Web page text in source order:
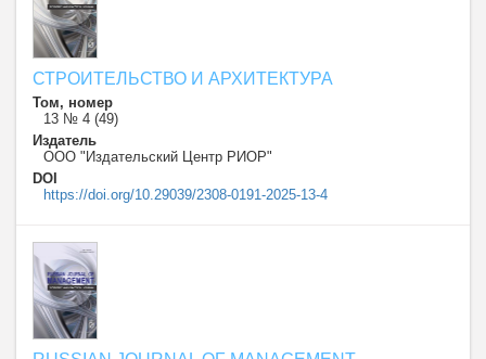
СТРОИТЕЛЬСТВО И АРХИТЕКТУРА
Том, номер
13 № 4 (49)
Издатель
ООО "Издательский Центр РИОР"
DOI
https://doi.org/10.29039/2308-0191-2025-13-4